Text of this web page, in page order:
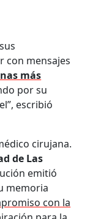
con mensajes
más
por su
escribió
cirujana.
de Las
emitió
memoria
con la